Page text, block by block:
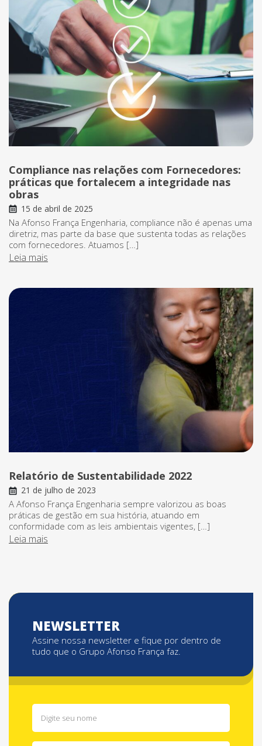
Compliance nas relações com Fornecedores:
práticas que fortalecem a integridade nas
obras
15 de abril de 2025
Na Afonso França Engenharia, compliance não é apenas uma
diretriz, mas parte da base que sustenta todas as relações
com fornecedores. Atuamos […]
Leia mais
Relatório de Sustentabilidade 2022
21 de julho de 2023
A Afonso França Engenharia sempre valorizou as boas
práticas de gestão em sua história, atuando em
conformidade com as leis ambientais vigentes, […]
Leia mais
NEWSLETTER
Assine nossa newsletter e fique por dentro de
tudo que o Grupo Afonso França faz.